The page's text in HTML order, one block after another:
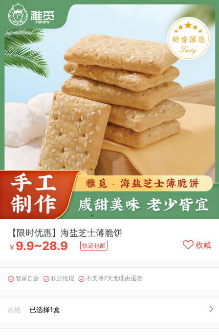
【限时优惠】海盐芝士薄脆饼
￥ 9.9~28.9 快递包邮 收藏
 管家自营  积分抵现  不支持7天无理由退货
规格 已选择1盒